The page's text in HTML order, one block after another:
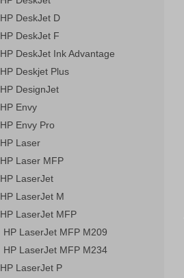
HP DeskJet D
HP DeskJet F
HP DeskJet Ink Advantage
HP Deskjet Plus
HP DesignJet
HP Envy
HP Envy Pro
HP Laser
HP Laser MFP
HP LaserJet
HP LaserJet M
HP LaserJet MFP
HP LaserJet MFP M209
HP LaserJet MFP M234
HP LaserJet P